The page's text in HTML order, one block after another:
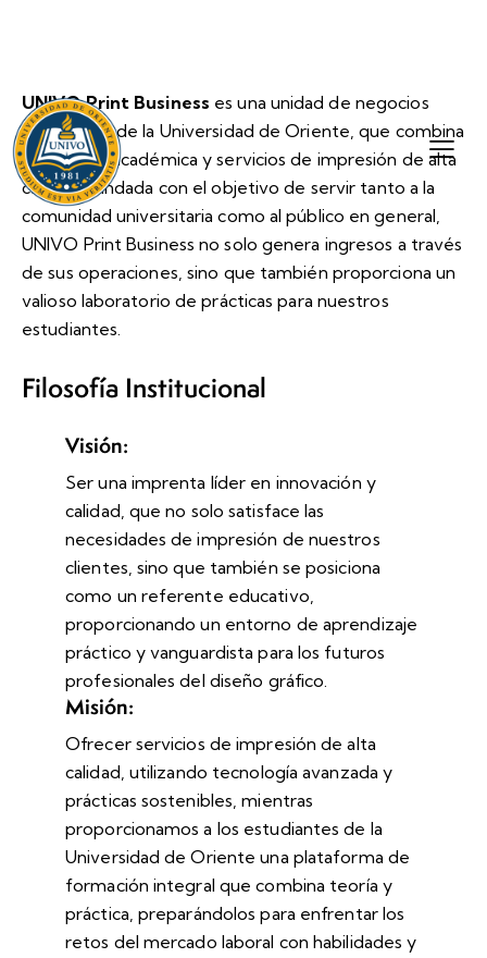
UNIVO Print Business es una unidad de negocios
innovadora de la Universidad de Oriente, que combina
excelencia académica y servicios de impresión de alta
calidad. Fundada con el objetivo de servir tanto a la
comunidad universitaria como al público en general,
UNIVO Print Business no solo genera ingresos a través
de sus operaciones, sino que también proporciona un
valioso laboratorio de prácticas para nuestros
estudiantes.
Filosofía Institucional
Visión:
Ser una imprenta líder en innovación y
calidad, que no solo satisface las
necesidades de impresión de nuestros
clientes, sino que también se posiciona
como un referente educativo,
proporcionando un entorno de aprendizaje
práctico y vanguardista para los futuros
profesionales del diseño gráfico.
Misión:
Ofrecer servicios de impresión de alta
calidad, utilizando tecnología avanzada y
prácticas sostenibles, mientras
proporcionamos a los estudiantes de la
Universidad de Oriente una plataforma de
formación integral que combina teoría y
práctica, preparándolos para enfrentar los
retos del mercado laboral con habilidades y
info@univo.edu.sv